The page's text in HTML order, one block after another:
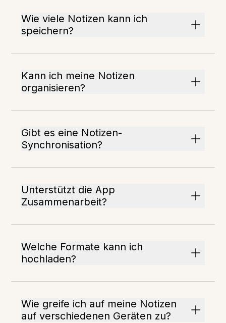
Wie viele Notizen kann ich
speichern?
Kann ich meine Notizen
organisieren?
Gibt es eine Notizen-
Synchronisation?
Unterstützt die App
Zusammenarbeit?
Welche Formate kann ich
hochladen?
Wie greife ich auf meine Notizen
auf verschiedenen Geräten zu?